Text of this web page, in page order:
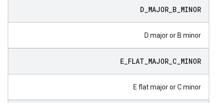
D MAJOR B MINOR
D major or B minor
E FLAT MAJOR C MINOR
E flat major or C minor